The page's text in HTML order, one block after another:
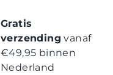
Gratis
verzending vanaf
€49,95 binnen
Nederland